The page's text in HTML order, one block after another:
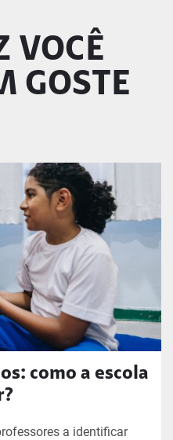
VOCÊ
GOSTE
como a escola
a identificar